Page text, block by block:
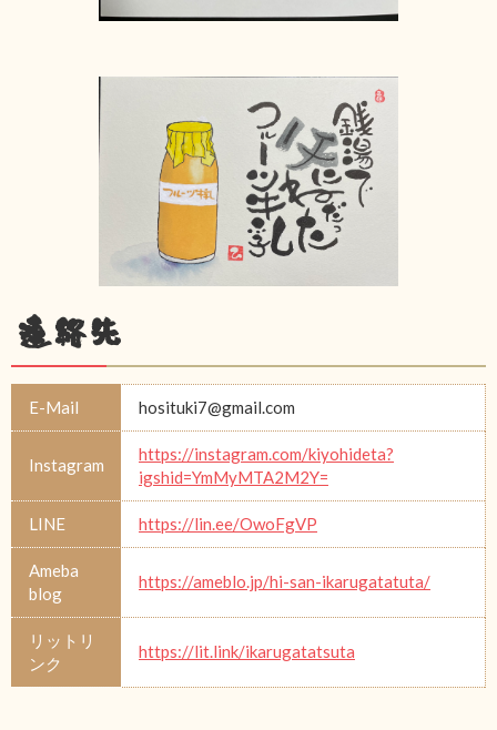
連絡先
E-Mail hosituki7@gmail.com
Instagram
https://instagram.com/kiyohideta?
igshid=YmMyMTA2M2Y=
LINE https://lin.ee/OwoFgVP
Ameba
blog
https://ameblo.jp/hi-san-ikarugatatuta/
リットリ
ンク
https://lit.link/ikarugatatsuta